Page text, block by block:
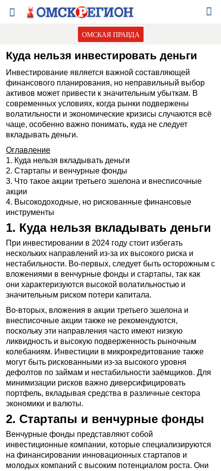
ОМСКАЯ ПРАВДА
Куда нельзя инвестировать деньги
Инвестирование является важной составляющей
финансового планирования, но неправильный выбор
активов может привести к значительным убыткам. В
современных условиях, когда рынки подвержены
волатильности и экономические кризисы случаются всё
чаще, особенно важно понимать, куда не следует
вкладывать деньги.
Оглавление
1. Куда нельзя вкладывать деньги
2. Стартапы и венчурные фонды
3. Что такое акции третьего эшелона и внесписочные
акции
4. Высокодоходные, но рискованные финансовые
инструменты
1. Куда нельзя вкладывать деньги
При инвестировании в 2024 году стоит избегать
нескольких направлений из-за их высокого риска и
нестабильности. Во-первых, следует быть осторожным с
вложениями в венчурные фонды и стартапы, так как
они характеризуются высокой волатильностью и
значительным риском потери капитала.
Во-вторых, вложения в акции третьего эшелона и
внесписочные акции также не рекомендуются,
поскольку эти направления часто имеют низкую
ликвидность и высокую подверженность рыночным
колебаниям. Инвестиции в микрокредитование также
могут быть рискованными из-за высокого уровня
дефолтов по займам и нестабильности заёмщиков. Для
минимизации рисков важно диверсифицировать
портфель, вкладывая средства в различные сектора
экономики и валюты.
2. Стартапы и венчурные фонды
Венчурные фонды представляют собой
инвестиционные компании, которые специализируются
на финансировании инновационных стартапов и
молодых компаний с высоким потенциалом роста. Они